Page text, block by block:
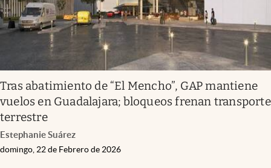
Tras abatimiento de “El Mencho”, GAP mantiene
vuelos en Guadalajara; bloqueos frenan transporte
terrestre
Estephanie Suárez
domingo, 22 de Febrero de 2026